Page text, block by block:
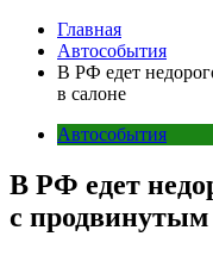
Главная
Автособытия
В РФ едет
в салоне
Автособытия
В РФ едет
с продвинутым